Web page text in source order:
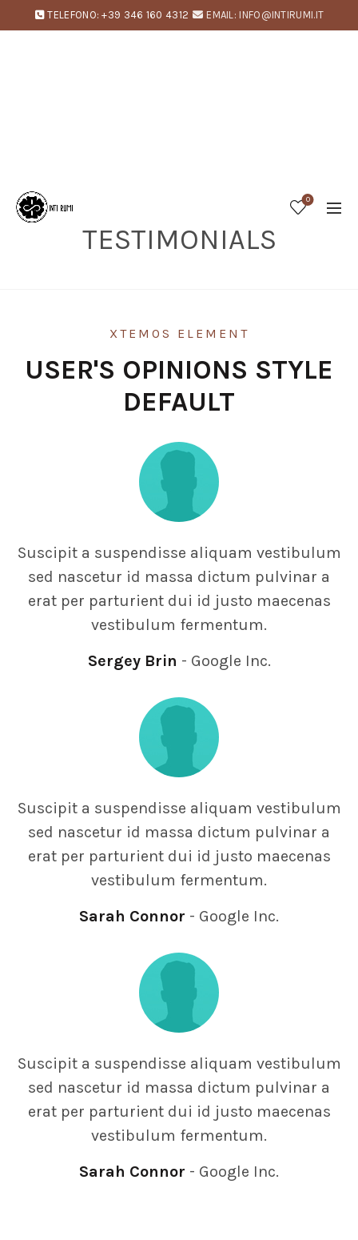
TELEFONO: +39 346 160 4312 EMAIL: INFO@INTIRUMI.IT
0
TESTIMONIALS
XTEMOS ELEMENT
USER'S OPINIONS STYLE
DEFAULT
Suscipit a suspendisse aliquam vestibulum
sed nascetur id massa dictum pulvinar a
erat per parturient dui id justo maecenas
vestibulum fermentum.
Sergey Brin
Google Inc.
Suscipit a suspendisse aliquam vestibulum
sed nascetur id massa dictum pulvinar a
erat per parturient dui id justo maecenas
vestibulum fermentum.
Sarah Connor
Google Inc.
Suscipit a suspendisse aliquam vestibulum
sed nascetur id massa dictum pulvinar a
erat per parturient dui id justo maecenas
vestibulum fermentum.
Sarah Connor
Google Inc.